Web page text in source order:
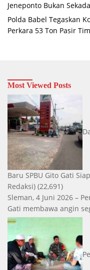
Jeneponto Bukan
Polda Babel Tegaskan
Perkara 53 Ton Pasir
Most Viewed Posts
Baru SPBU Gito Gati
Redaksi) (22,691)
Sleman, 4 Juni 2026 –
Gati membawa angin